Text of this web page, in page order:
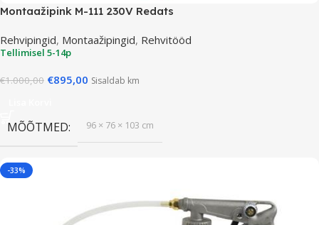
Montaažipink M-111 230V Redats
Rehvipingid, Montaažipingid, Rehvitööd
Tellimisel 5-14p
€1.000,00 €895,00 Sisaldab km
MÕÕTMED 96 × 76 × 103 cm
-33%